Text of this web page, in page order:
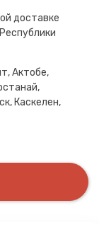
доставке
Актобе,
Каскелен,